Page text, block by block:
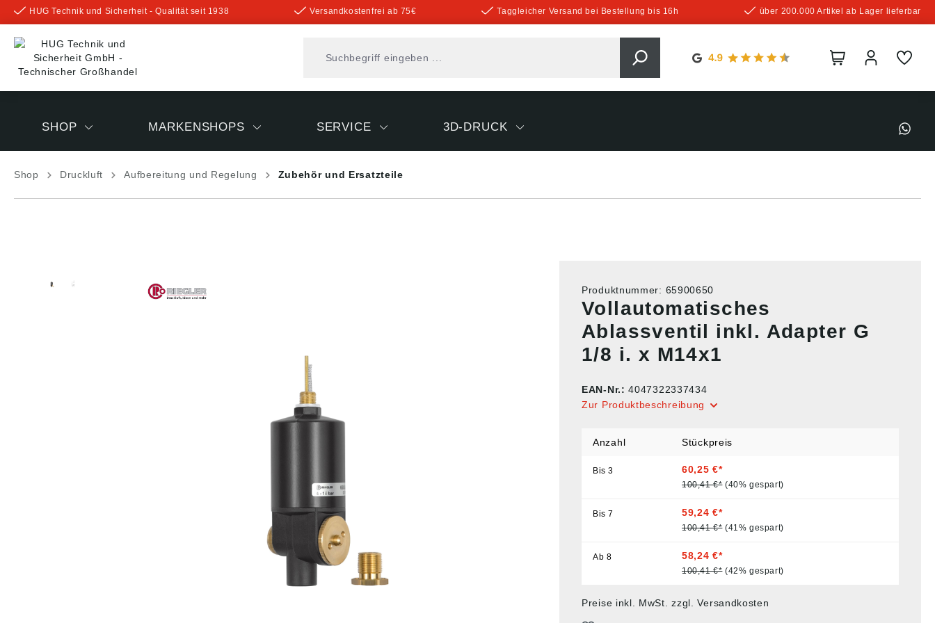
springen
HUG Technik und Sicherheit - Qualität seit 1938 Versandkostenfrei ab 75€ Taggleicher Versand bei Bestellung bis 16h über 200.000 Artikel ab Lager lieferbar
SHOP MARKENSHOPS SERVICE 3D-DRUCK
Shop Druckluft Aufbereitung und Regelung Zubehör und Ersatzteile
Produktnummer: 65900650
Vollautomatisches
Ablassventil inkl. Adapter G
1/8 i. x M14x1
EAN-Nr.:4047322337434
Zur Produktbeschreibung
Anzahl Stückpreis
Bis3 60,25 €*
100,41 €* (40% gespart)
Bis7 59,24 €*
100,41 €* (41% gespart)
Ab 8 58,24 €*
100,41 €* (42% gespart)
Preise inkl. MwSt. zzgl. Versandkosten